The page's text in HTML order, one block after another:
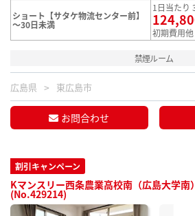
ショート【サタケ物流センター前】
～30日未満
1日当たり
初期費用
禁煙ルーム
広島県 東広島市
お問合わせ
割引キャンペーン
Kマンスリー西条農業高校南（広島大学南
(No.429214)